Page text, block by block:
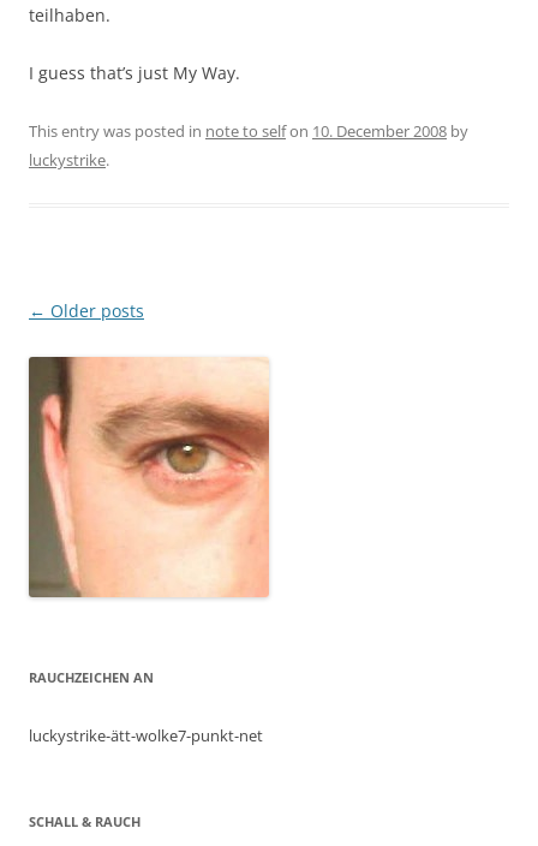
teilhaben.
I guess that’s just My Way.
This entry was posted in note to selfon 10. December 2008 by
luckystrike.
Post
← Older posts
RAUCHZEICHEN AN
luckystrike-ätt-wolke7-punkt-net
SCHALL & RAUCH